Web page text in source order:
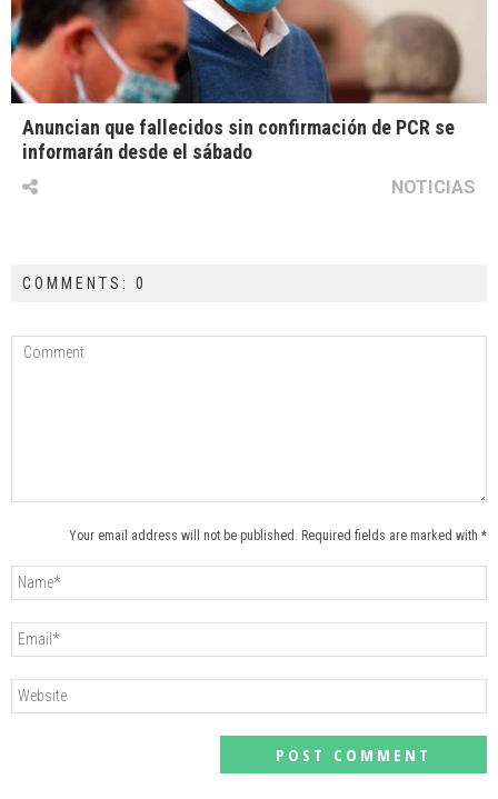
Anuncian que fallecidos sin confirmación de PCR se
informarán desde el sábado
NOTICIAS
COMMENTS: 0
Your email address will not be published. Required fields are marked with *